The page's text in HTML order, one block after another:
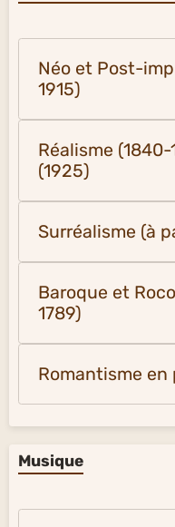
Néo et Post-
1915)
Réalisme
(1925)
Surréalisme (à
Baroque et
1789)
Romantisme en
Musique